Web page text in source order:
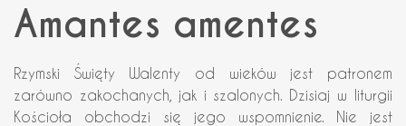
Amantes amentes
Rzymski Święty Walenty od wieków jest patronem
zarówno zakochanych, jak i szalonych. Dzisiaj w liturgii
Kościoła obchodzi się jego wspomnienie. Nie jest